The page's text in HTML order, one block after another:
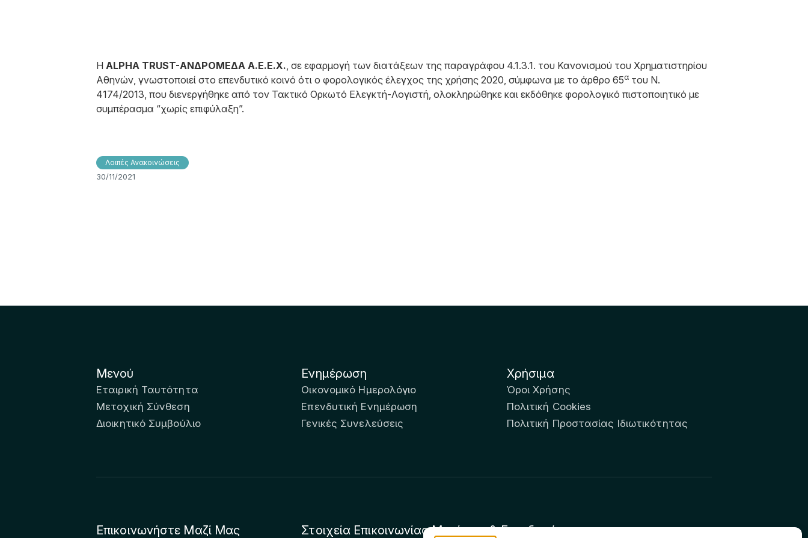
Η ALPHA TRUST-ΑΝΔΡΟΜΕΔΑ Α.Ε.Ε.Χ., σε εφαρμογή των διατάξεων της παραγράφου 4.1.3.1. του Κανονισμού του Χρηματιστηρίου
Αθηνών, γνωστοποιεί στο επενδυτικό κοινό ότι ο φορολογικός έλεγχος της χρήσης 2020, σύμφωνα με το άρθρο 65α του Ν.
4174/2013, που διενεργήθηκε από τον Τακτικό Ορκωτό Ελεγκτή-Λογιστή, ολοκληρώθηκε και εκδόθηκε φορολογικό πιστοποιητικό με
συμπέρασμα “χωρίς επιφύλαξη”.
Λοιπές Ανακοινώσεις
30/11/2021
Μενού
Εταιρική Ταυτότητα
Μετοχική Σύνθεση
Διοικητικό Συμβούλιο
Ενημέρωση
Οικονομικό Ημερολόγιο
Επενδυτική Ενημέρωση
Γενικές Συνελεύσεις
Χρήσιμα
Όροι Χρήσης
Πολιτική Cookies
Πολιτική Προστασίας Ιδιωτικότητας
Επικοινωνήστε Μαζί Μας Στοιχεία Επικοινωνίας Μετόχων & Επενδυτών: